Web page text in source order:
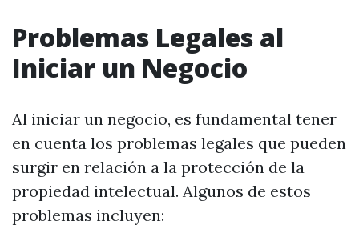
Problemas Legales al
Iniciar un Negocio
Al iniciar un negocio, es fundamental tener
en cuenta los problemas legales que pueden
surgir en relación a la protección de la
propiedad intelectual. Algunos de estos
problemas incluyen: